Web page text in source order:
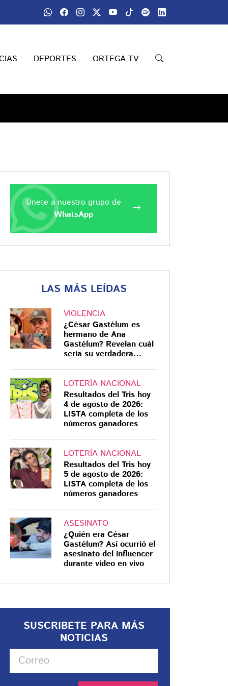
DEPORTES ORTEGA TV
Únete a nuestro grupo de
WhatsApp
LAS MÁS LEÍDAS
VIOLENCIA
¿César Gastélum es
hermano de Ana
Gastélum? Revelan cuál
sería su verdadera
LOTERÍA NACIONAL
Resultados del Tris hoy
4 de agosto de 2026:
LISTA completa de los
números ganadores
LOTERÍA NACIONAL
Resultados del Tris hoy
5 de agosto de 2026:
LISTA completa de los
números ganadores
ASESINATO
¿Quién era César
Gastélum? Así ocurrió el
asesinato del influencer
durante video en vivo
SUSCRIBETE PARA MÁS
NOTICIAS